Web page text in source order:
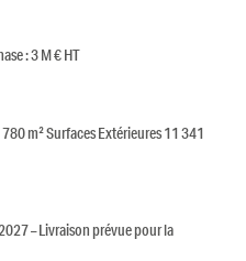
: 3 M € HT
m² Surfaces Extérieures 11 341
– Livraison prévue pour la